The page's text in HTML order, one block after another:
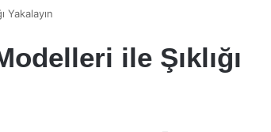
Yakalayın
ile Şıklığı